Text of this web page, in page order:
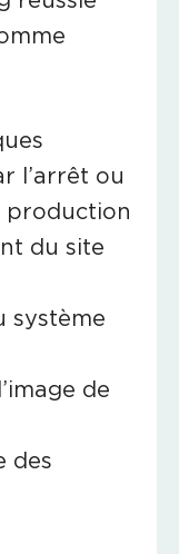
l’arrêt ou
production
du site
système
de
des